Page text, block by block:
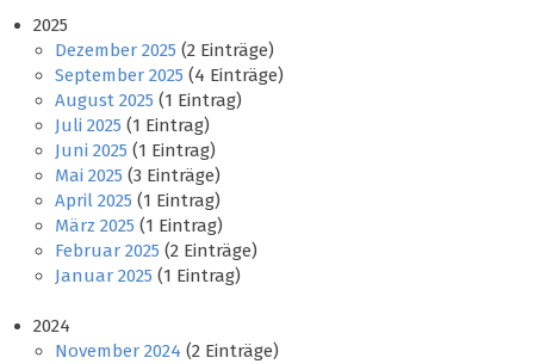
2025
Dezember 2025 (2 Einträge)
September 2025 (4 Einträge)
August 2025 (1 Eintrag)
Juli 2025 (1 Eintrag)
Juni 2025 (1 Eintrag)
Mai 2025 (3 Einträge)
April 2025 (1 Eintrag)
März 2025 (1 Eintrag)
Februar 2025 (2 Einträge)
Januar 2025 (1 Eintrag)
2024
November 2024 (2 Einträge)